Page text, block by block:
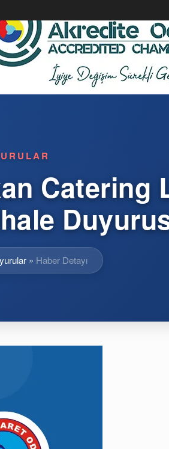
DIŞ TİCARET BİLGİ
Catering
» Haber Detayı